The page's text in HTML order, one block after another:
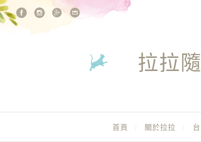
內搜尋
拉拉
首頁 關於拉拉